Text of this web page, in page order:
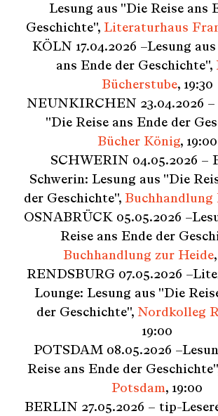
Lesung aus "Die Reise ans
Geschichte", Literaturhaus
KÖLN 17.04.2026 –Lesung
ans Ende der Geschichte",
Bücherstube, 19:30
NEUNKIRCHEN 23.04.2026 –
"Die Reise ans Ende der
Bücher König, 19:00
SCHWERIN 04.05.2026 –
Schwerin: Lesung aus "Die
der Geschichte", Buchhandlung
OSNABRÜCK 05.05.2026
Reise ans Ende der
Buchhandlung zur Heide
RENDSBURG 07.05.2026
Lounge: Lesung aus "Die
der Geschichte", Nordkolleg
19:00
POTSDAM 08.05.2026
Reise ans Ende der
Potsdam, 19:00
BERLIN 27.05.2026 – tip-